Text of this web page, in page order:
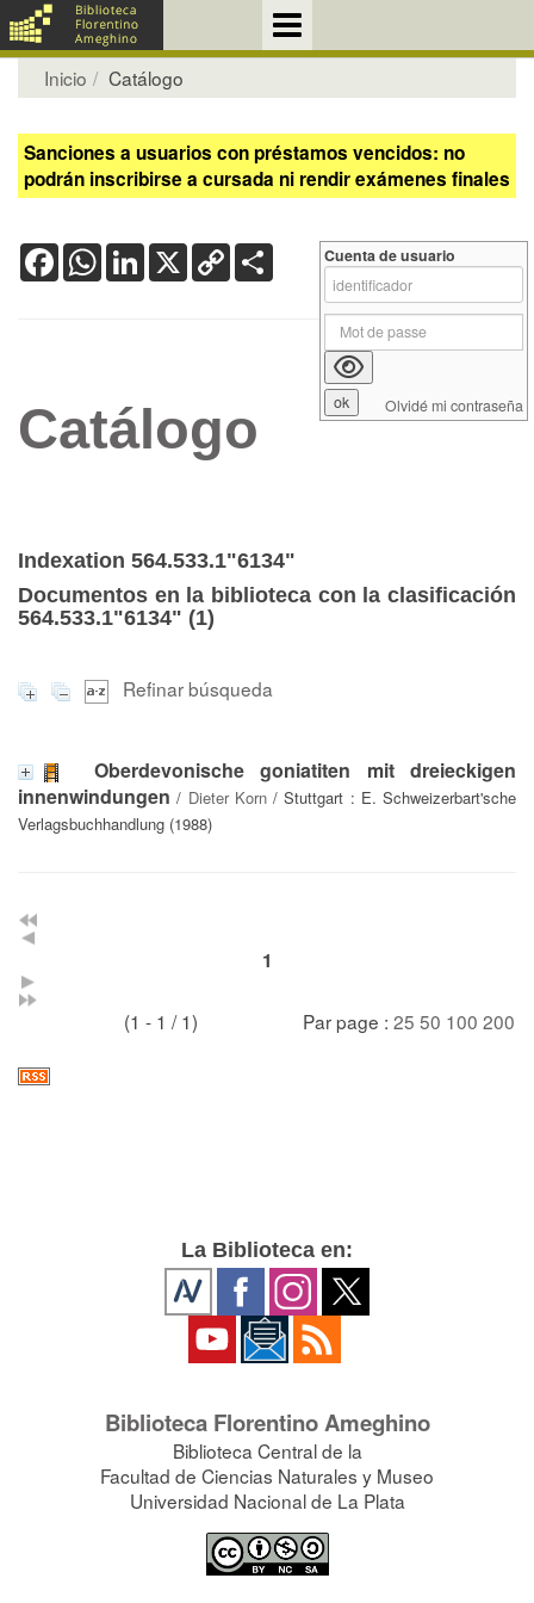
Inicio Catálogo
Sanciones a usuarios con préstamos vencidos: no
podrán inscribirse a cursada ni rendir exámenes finales
FacebookWhatsApp
LinkedIn
X Copy
Link
Catálogo
Indexation 564.533.1"6134"
Documentos en la biblioteca con la clasificación
564.533.1"6134" (1)
Refinar búsqueda
Oberdevonische goniatiten mit dreieckigen
innenwindungen / Dieter Korn/ Stuttgart : E. Schweizerbart'sche
Verlagsbuchhandlung (1988)
1
(1 - 1 / 1) Par page : 25 50 100 200
Cuenta de usuario
Olvidé mi contraseña
La Biblioteca en:
Biblioteca Florentino Ameghino
Biblioteca Central de la
Facultad de Ciencias Naturales y Museo
Universidad Nacional de La Plata